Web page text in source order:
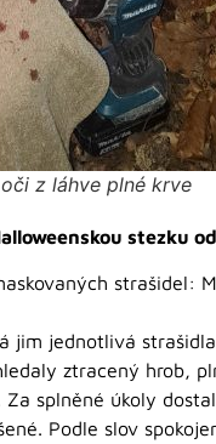
z láhve plné krve
stezku
strašidel:
jednotlivá
ztracený hrob,
splněné úkoly
Podle slov